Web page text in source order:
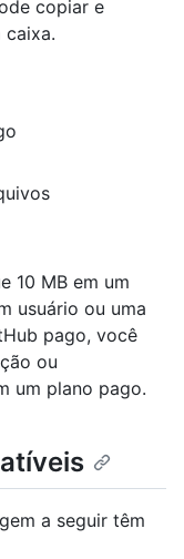
copiar e
caixa.
10 MB em um
usuário ou uma
pago, você
ou
um plano pago.
a seguir têm